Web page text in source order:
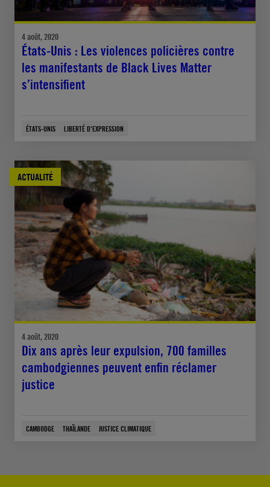
4 août, 2020
États-Unis : Les violences policières contre
les manifestants de Black Lives Matter
s’intensifient
ÉTATS-UNIS LIBERTÉ D'EXPRESSION
ACTUALITÉ
4 août, 2020
Dix ans après leur expulsion, 700 familles
cambodgiennes peuvent enfin réclamer
justice
CAMBODGE THAÏLANDE JUSTICE CLIMATIQUE